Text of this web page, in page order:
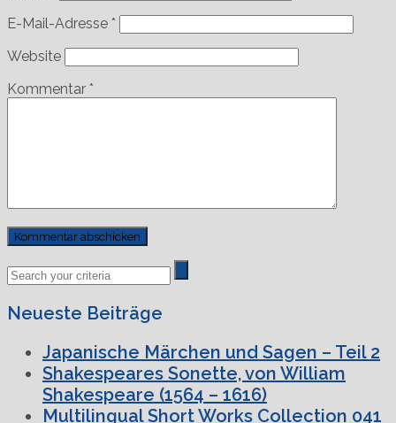
E-Mail-Adresse *
Website
Kommentar *
Previous
Post
Next
Post
Neueste Beiträge
Japanische Märchen und Sagen – Teil 2
Shakespeares Sonette, von William
Shakespeare (1564 – 1616)
Multilingual Short Works Collection 041